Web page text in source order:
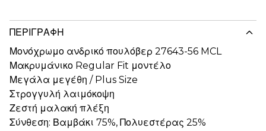
ΠΕΡΙΓΡΑΦΉ
Μονόχρωμο ανδρικό πουλόβερ 27643-56 MCL
Μακρυμάνικο Regular Fit μοντέλο
Μεγάλα μεγέθη / Plus Size
Στρογγυλή λαιμόκοψη
Ζεστή μαλακή πλέξη
Σύνθεση: Βαμβάκι 75%, Πολυεστέρας 25%